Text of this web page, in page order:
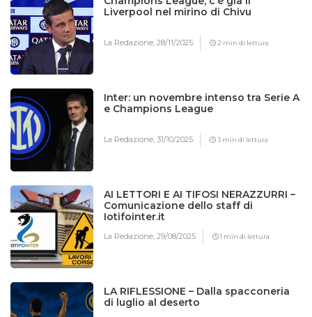
Liverpool nel mirino di Chivu
La Redazione,28/11/2025 2 min di lettura
Inter: un novembre intenso tra Serie A
e Champions League
La Redazione,31/10/2025 3 min di lettura
AI LETTORI E AI TIFOSI NERAZZURRI –
Comunicazione dello staff di
Iotifointer.it
La Redazione,29/08/2025 1 min di lettura
LA RIFLESSIONE – Dalla spacconeria
di luglio al deserto